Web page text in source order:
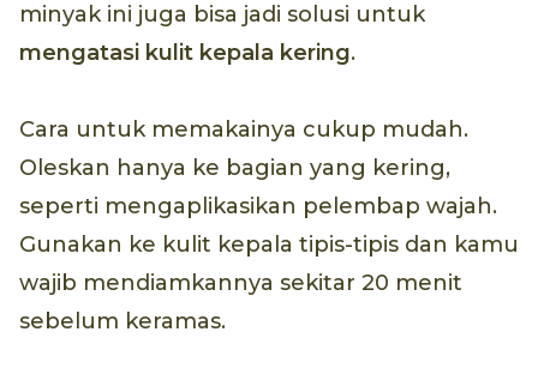
minyak ini juga bisa jadi solusi untuk
mengatasi kulit kepala kering.
Cara untuk memakainya cukup mudah.
Oleskan hanya ke bagian yang kering,
seperti mengaplikasikan pelembap wajah.
Gunakan ke kulit kepala tipis-tipis dan kamu
wajib mendiamkannya sekitar 20 menit
sebelum keramas.